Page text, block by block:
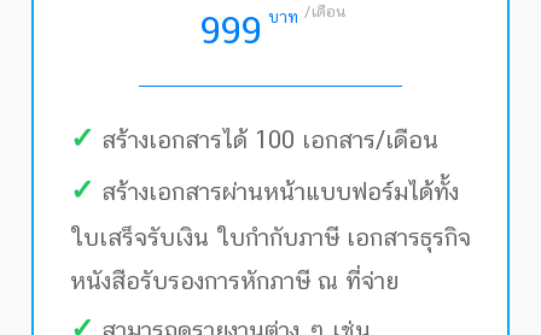
999 บาท /เดือน
✓ สร้างเอกสารได้ 100 เอกสาร/เดือน
✓ สร้างเอกสารผ่านหน้าแบบฟอร์มได้ทั้ง
ใบเสร็จรับเงิน ใบกำกับภาษี เอกสารธุรกิจ
หนังสือรับรองการหักภาษี ณ ที่จ่าย
✓